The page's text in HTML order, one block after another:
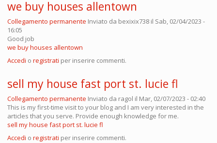
we buy houses allentown
Collegamento permanente Inviato da bexixix738 il Sab, 02/04/2023 -
16:05
Good job
we buy houses allentown
Accedi o registrati per inserire commenti.
sell my house fast port st. lucie fl
Collegamento permanente Inviato da ragol il Mar, 02/07/2023 - 02:40
This is my first-time visit to your blog and I am very interested in the
articles that you serve. Provide enough knowledge for me.
sell my house fast port st. lucie fl
Accedi o registrati per inserire commenti.